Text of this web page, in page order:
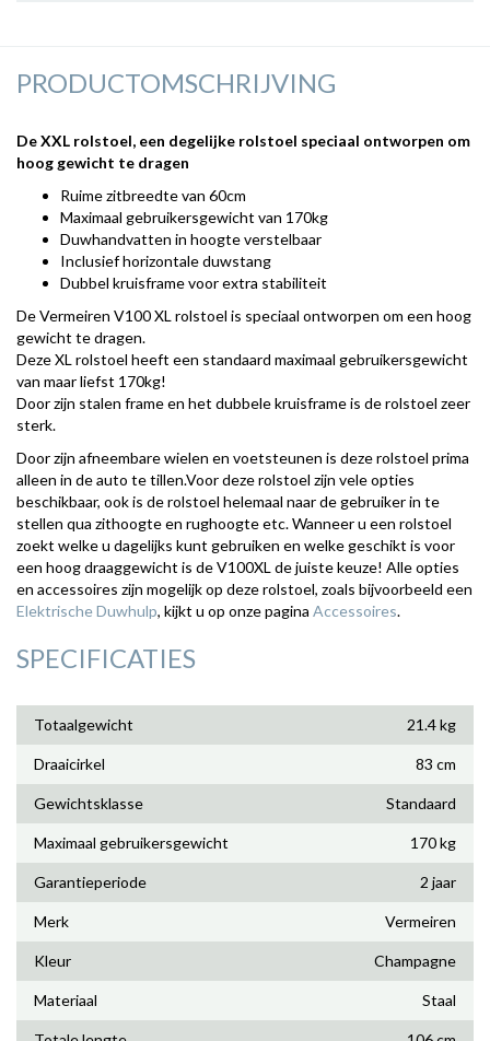
PRODUCTOMSCHRIJVING
De XXL rolstoel, een degelijke rolstoel speciaal ontworpen om
hoog gewicht te dragen
Ruime zitbreedte van 60cm
Maximaal gebruikersgewicht van 170kg
Duwhandvatten in hoogte verstelbaar
Inclusief horizontale duwstang
Dubbel kruisframe voor extra stabiliteit
De Vermeiren V100 XL rolstoel is speciaal ontworpen om een hoog
gewicht te dragen.
Deze XL rolstoel heeft een standaard maximaal gebruikersgewicht
van maar liefst 170kg!
Door zijn stalen frame en het dubbele kruisframe is de rolstoel zeer
sterk.
Door zijn afneembare wielen en voetsteunen is deze rolstoel prima
alleen in de auto te tillen.Voor deze rolstoel zijn vele opties
beschikbaar, ook is de rolstoel helemaal naar de gebruiker in te
stellen qua zithoogte en rughoogte etc. Wanneer u een rolstoel
zoekt welke u dagelijks kunt gebruiken en welke geschikt is voor
een hoog draaggewicht is de V100XL de juiste keuze! Alle opties
en accessoires zijn mogelijk op deze rolstoel, zoals bijvoorbeeld een
Elektrische Duwhulp, kijkt u op onze pagina Accessoires.
SPECIFICATIES
Totaalgewicht 21.4 kg
Draaicirkel 83 cm
Gewichtsklasse Standaard
Maximaal gebruikersgewicht 170 kg
Garantieperiode 2 jaar
Merk Vermeiren
Kleur Champagne
Materiaal Staal